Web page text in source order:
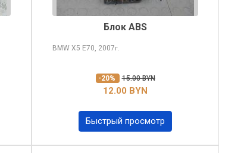
Блок ABS
BMW X5 E70, 2007г.
-20% 15.00 BYN
12.00 BYN
Быстрый просмотр